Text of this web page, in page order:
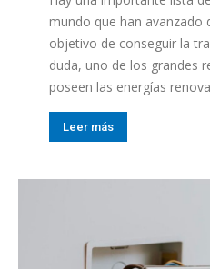
mundo que han avanzado
objetivo de conseguir la
duda, uno de los grandes
poseen las energías
Leer más